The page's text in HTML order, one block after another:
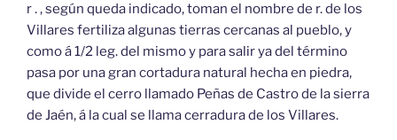
r . , según queda indicado, toman el nombre de r. de los
Villares fertiliza algunas tierras cercanas al pueblo, y
como á 1/2 leg. del mismo y para salir ya del término
pasa por una gran cortadura natural hecha en piedra,
que divide el cerro llamado Peñas de Castro de la sierra
de Jaén, á la cual se llama cerradura de los Villares.